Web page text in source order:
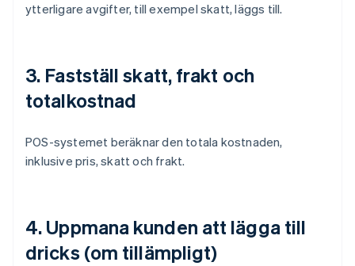
ytterligare avgifter, till exempel skatt, läggs till.
3. Fastställ skatt, frakt och
totalkostnad
POS-systemet beräknar den totala kostnaden,
inklusive pris, skatt och frakt.
4. Uppmana kunden att lägga till
dricks (om tillämpligt)